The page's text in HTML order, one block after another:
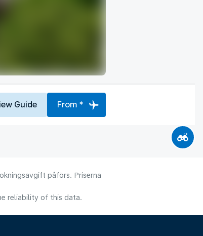
Guide From *
påförs. Priserna
reliability of this data.